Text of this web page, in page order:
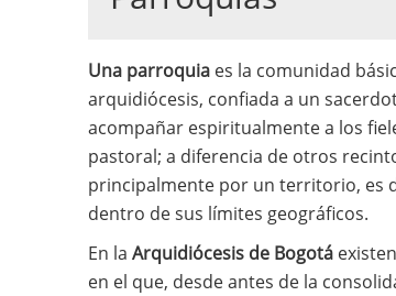
Una parroquia es la comunidad
arquidiócesis, confiada a un
acompañar espiritualmente a los
pastoral; a diferencia de otros
principalmente por un territorio, es
dentro de sus límites geográficos.
En la Arquidiócesis de Bogotáexisten
en el que, desde antes de la